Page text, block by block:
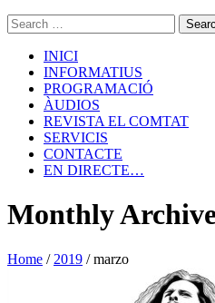
INICI
INFORMATIUS
PROGRAMACIÓ
ÀUDIOS
REVISTA EL COMTAT
SERVICIS
CONTACTE
EN DIRECTE…
Monthly
Home / 2019 /marzo